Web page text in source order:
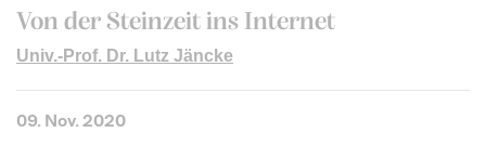
Von der Steinzeit ins Internet
Univ.-Prof. Dr. Lutz Jäncke
09. Nov. 2020